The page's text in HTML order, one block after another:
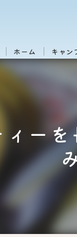
ホーム キャン
ー